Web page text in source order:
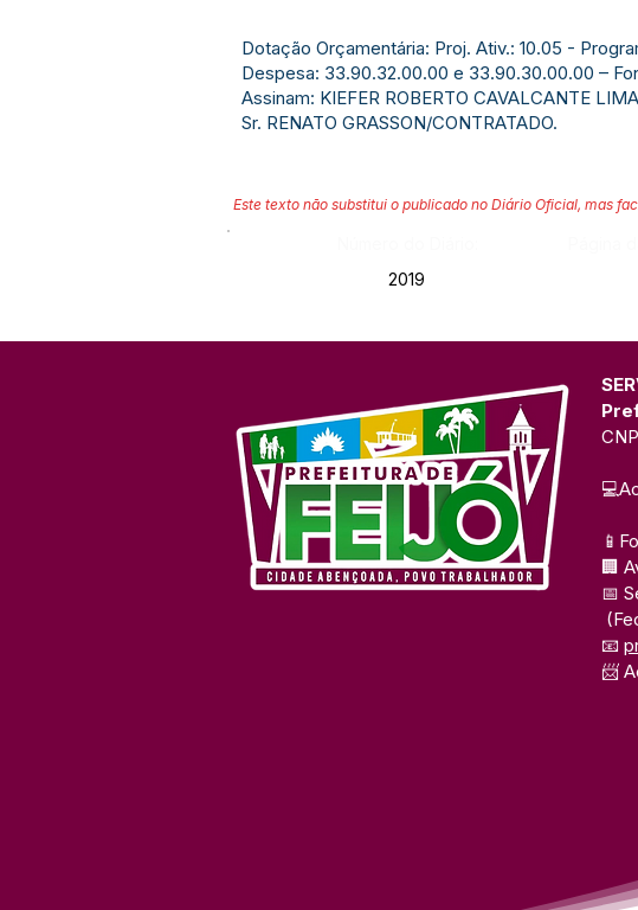
Dotação Orçamentária: Proj. Ativ.: 10.05 -
Despesa: 33.90.32.00.00 e 33.90.30.00.00 –
Assinam: KIEFER ROBERTO CAVALCANTE
Sr. RENATO GRASSON/CONTRATADO.
Este texto não substitui o publicado no Diário Oficial, mas
2019
🏢
📅
📧
📨